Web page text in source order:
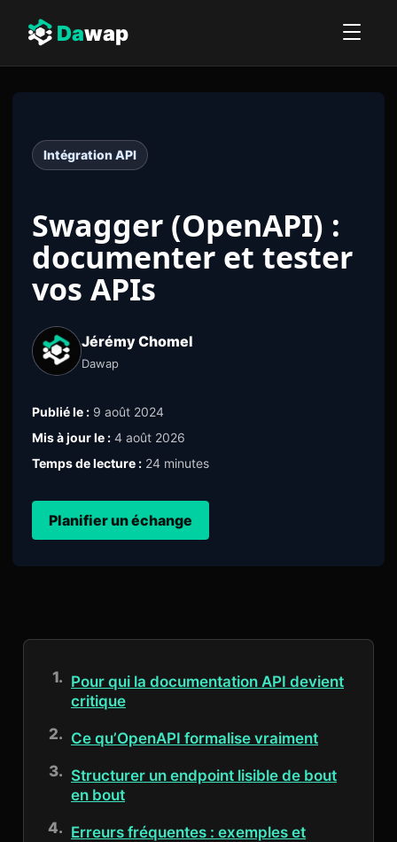
Dawap
Intégration API
Swagger (OpenAPI) :
documenter et tester
vos APIs
Jérémy Chomel
Dawap
Publié le : 9 août 2024
Mis à jour le : 4 août 2026
Temps de lecture : 24 minutes
Planifier un échange
Pour qui la documentation API devient
critique
Ce qu’OpenAPI formalise vraiment
Structurer un endpoint lisible de bout
en bout
Erreurs fréquentes : exemples et